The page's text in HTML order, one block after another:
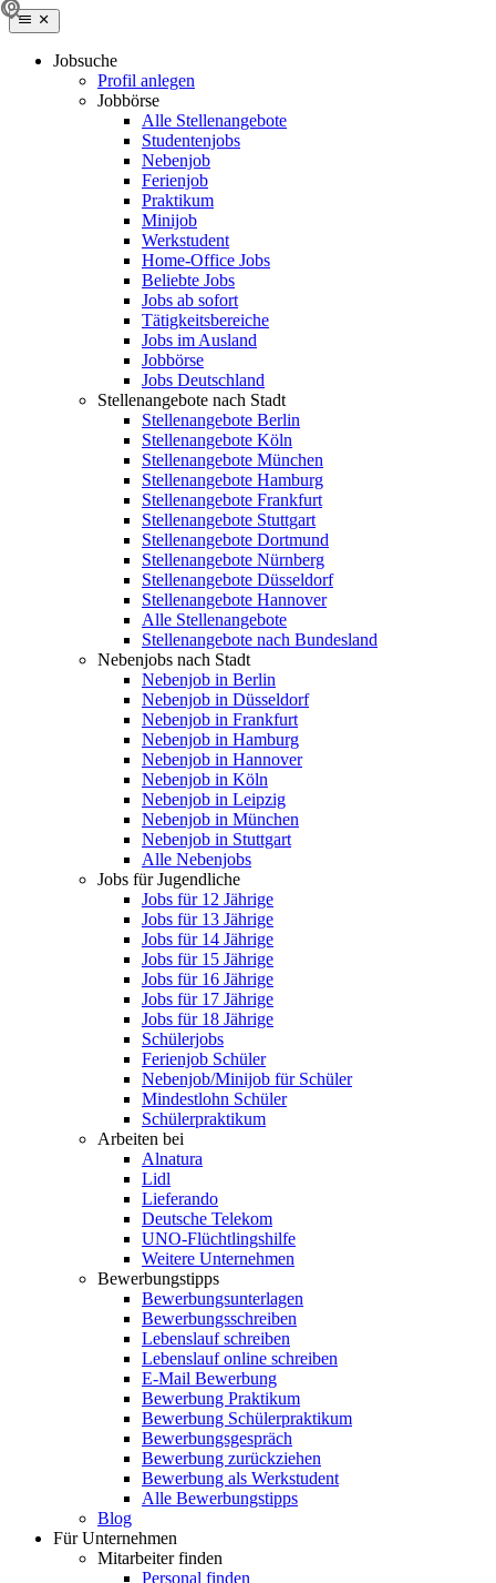
Jobsuche
Profil anlegen
Jobbörse
Alle Stellenangebote
Studentenjobs
Nebenjob
Ferienjob
Praktikum
Minijob
Werkstudent
Home-Office Jobs
Beliebte Jobs
Jobs ab sofort
Tätigkeitsbereiche
Jobs im Ausland
Jobbörse
Jobs Deutschland
Stellenangebote nach Stadt
Stellenangebote Berlin
Stellenangebote Köln
Stellenangebote München
Stellenangebote Hamburg
Stellenangebote Frankfurt
Stellenangebote Stuttgart
Stellenangebote Dortmund
Stellenangebote Nürnberg
Stellenangebote Düsseldorf
Stellenangebote Hannover
Alle Stellenangebote
Stellenangebote nach Bundesland
Nebenjobs nach Stadt
Nebenjob in Berlin
Nebenjob in Düsseldorf
Nebenjob in Frankfurt
Nebenjob in Hamburg
Nebenjob in Hannover
Nebenjob in Köln
Nebenjob in Leipzig
Nebenjob in München
Nebenjob in Stuttgart
Alle Nebenjobs
Jobs für Jugendliche
Jobs für 12 Jährige
Jobs für 13 Jährige
Jobs für 14 Jährige
Jobs für 15 Jährige
Jobs für 16 Jährige
Jobs für 17 Jährige
Jobs für 18 Jährige
Schülerjobs
Ferienjob Schüler
Nebenjob/Minijob für Schüler
Mindestlohn Schüler
Schülerpraktikum
Arbeiten bei
Alnatura
Lidl
Lieferando
Deutsche Telekom
UNO-Flüchtlingshilfe
Weitere Unternehmen
Bewerbungstipps
Bewerbungsunterlagen
Bewerbungsschreiben
Lebenslauf schreiben
Lebenslauf online schreiben
E-Mail Bewerbung
Bewerbung Praktikum
Bewerbung Schülerpraktikum
Bewerbungsgespräch
Bewerbung zurückziehen
Bewerbung als Werkstudent
Alle Bewerbungstipps
Blog
Für Unternehmen
Mitarbeiter finden
Personal finden